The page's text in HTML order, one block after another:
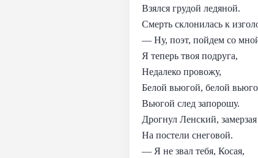
Взялся грудой ледяной.
Смерть склонилась к
— Ну, поэт, пойдем со
Я теперь твоя подруга,
Недалеко провожу,
Белой вьюгой, белой
Вьюгой след запорошу.
Дрогнул Ленский, замерзая
На постели снеговой.
— Я не звал тебя, Косая,